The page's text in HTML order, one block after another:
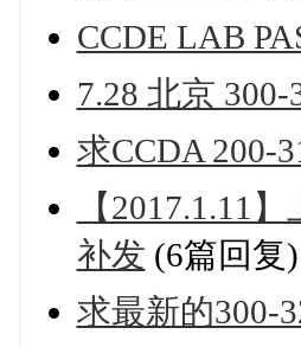
CCDE LAB
7.28 北京 300-
求CCDA 200-
【2017.1.11
补发 (6篇回复)
求最新的300-